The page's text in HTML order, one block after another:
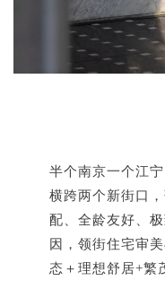
半个南京一个江
横跨两个新街口
配、全龄友好、
因，领街住宅审
态＋理想舒居+繁